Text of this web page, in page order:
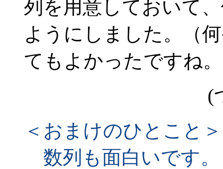
列を用意しておいて
ようにしました。（
てもよかったですね
(
＜おまけのひとこと＞
数列も面白いです。